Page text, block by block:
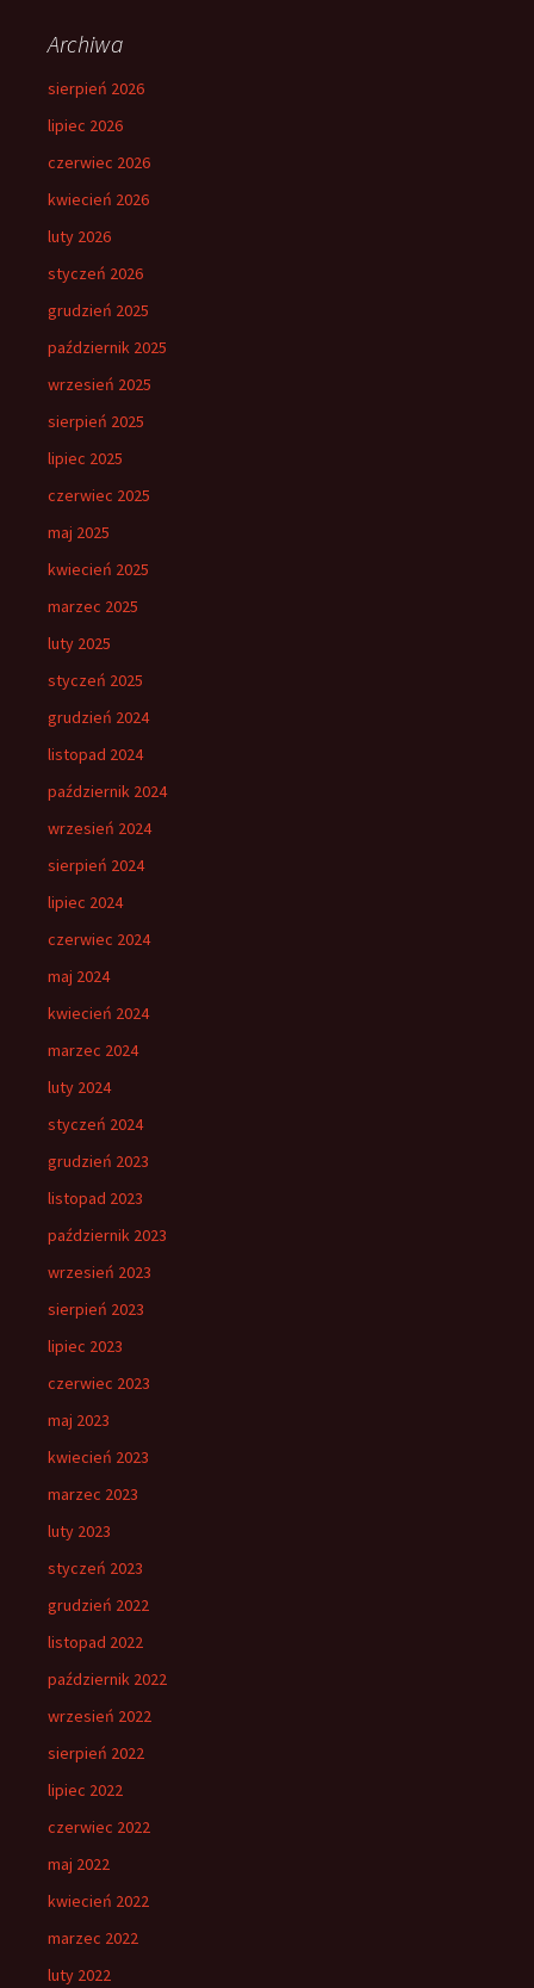
Archiwa
sierpień 2026
lipiec 2026
czerwiec 2026
kwiecień 2026
luty 2026
styczeń 2026
grudzień 2025
październik 2025
wrzesień 2025
sierpień 2025
lipiec 2025
czerwiec 2025
maj 2025
kwiecień 2025
marzec 2025
luty 2025
styczeń 2025
grudzień 2024
listopad 2024
październik 2024
wrzesień 2024
sierpień 2024
lipiec 2024
czerwiec 2024
maj 2024
kwiecień 2024
marzec 2024
luty 2024
styczeń 2024
grudzień 2023
listopad 2023
październik 2023
wrzesień 2023
sierpień 2023
lipiec 2023
czerwiec 2023
maj 2023
kwiecień 2023
marzec 2023
luty 2023
styczeń 2023
grudzień 2022
listopad 2022
październik 2022
wrzesień 2022
sierpień 2022
lipiec 2022
czerwiec 2022
maj 2022
kwiecień 2022
marzec 2022
luty 2022